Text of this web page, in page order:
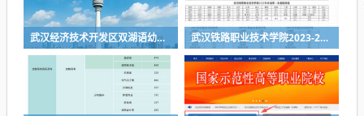
武汉经济技术开发区双湖语幼儿园2024年秋季招生简章 武汉铁路职业技术学院2023-2025各省第一志愿投档线